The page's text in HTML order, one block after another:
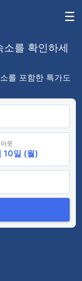
를 확인하세
를 포함한 특가도
웃
10일 (월)